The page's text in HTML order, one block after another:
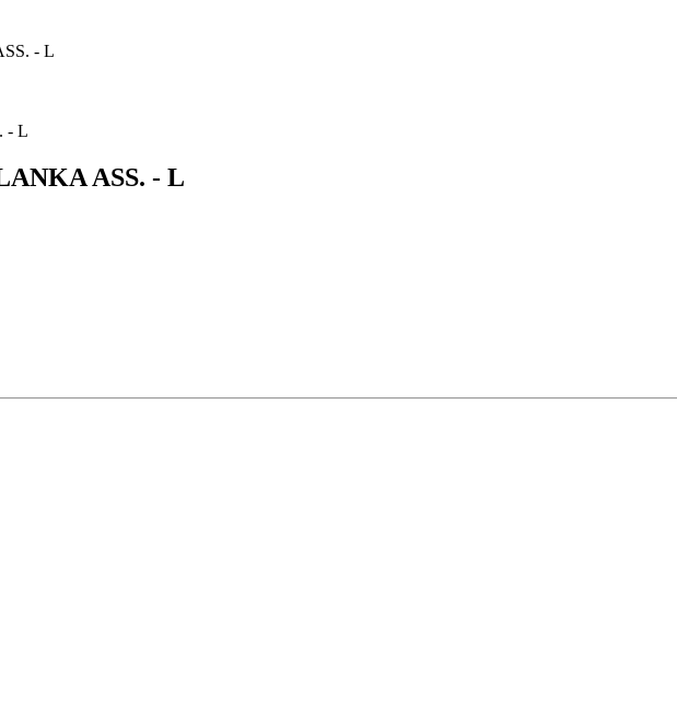
- L
ASS. - L